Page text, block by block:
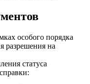
особого порядка
разрешения на
статуса